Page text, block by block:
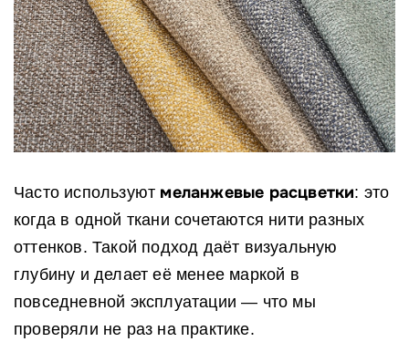
Часто используют меланжевые расцветки: это
когда в одной ткани сочетаются нити разных
оттенков. Такой подход даёт визуальную
глубину и делает её менее маркой в
повседневной эксплуатации — что мы
проверяли не раз на практике.